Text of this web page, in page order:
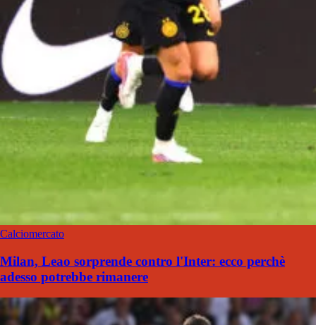
Calciomercato
Milan, Leao sorprende contro l'Inter: ecco perchè
adesso potrebbe rimanere